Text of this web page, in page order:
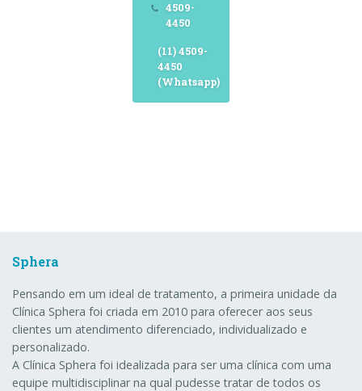
4509-
4450
(11) 4509-
4450
(Whatsapp)
Sphera
Pensando em um ideal de tratamento, a primeira unidade da
Clínica Sphera foi criada em 2010 para oferecer aos seus
clientes um atendimento diferenciado, individualizado e
personalizado.
A Clínica Sphera foi idealizada para ser uma clínica com uma
equipe multidisciplinar na qual pudesse tratar de todos os